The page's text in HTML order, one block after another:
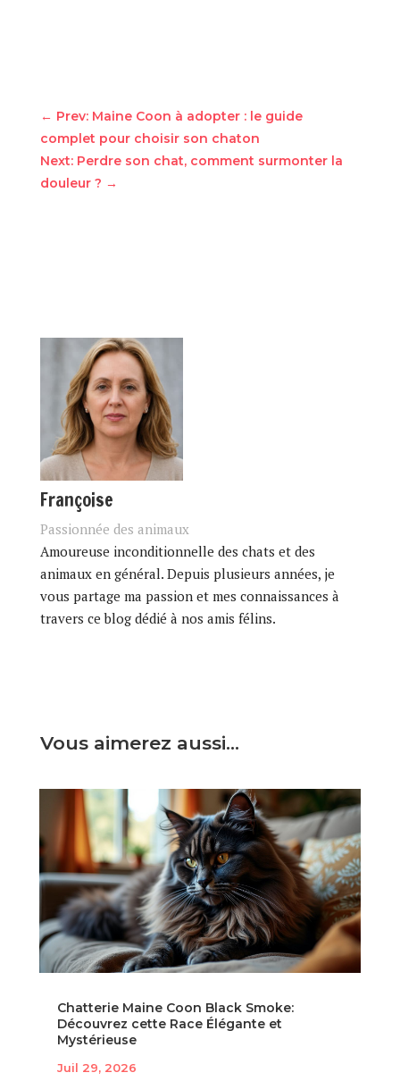
← Prev: Maine Coon à adopter : le guide
complet pour choisir son chaton
Next: Perdre son chat, comment surmonter la
douleur ? →
Françoise
Passionnée des animaux
Amoureuse inconditionnelle des chats et des
animaux en général. Depuis plusieurs années, je
vous partage ma passion et mes connaissances à
travers ce blog dédié à nos amis félins.
Vous aimerez aussi…
Chatterie Maine Coon Black Smoke:
Découvrez cette Race Élégante et
Mystérieuse
Juil 29, 2026